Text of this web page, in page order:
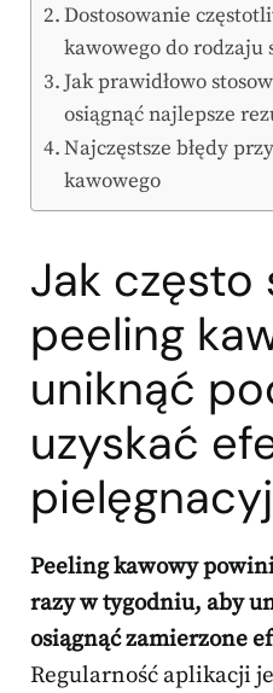
Dostosowanie
kawowego do rodzaju
Jak prawidłowo
osiągnąć najlepsze
Najczęstsze błędy
kawowego
Jak często
peeling
uniknąć
uzyskać
Peeling kawowy
razy w tygodniu, aby
osiągnąć zamierzone
Regularność aplikacji